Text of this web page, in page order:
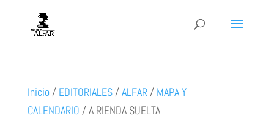
Inicio / EDITORIALES/ALFAR/ MAPA Y
CALENDARIO /A RIENDA SUELTA